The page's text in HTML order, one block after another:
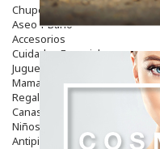
Chupetes Y Mordedores
Aseo Y Baño
Accesorios
Cuidados Especiales
Juguetes
Mama
Regalos
Canastilla
Niños
Antipiojos